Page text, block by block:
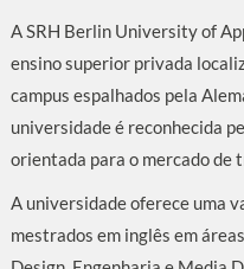
A SRH Berlin University of
ensino superior privada
campus espalhados pela
universidade é reconhecida
orientada para o mercado de
A universidade oferece uma
mestrados em inglês em